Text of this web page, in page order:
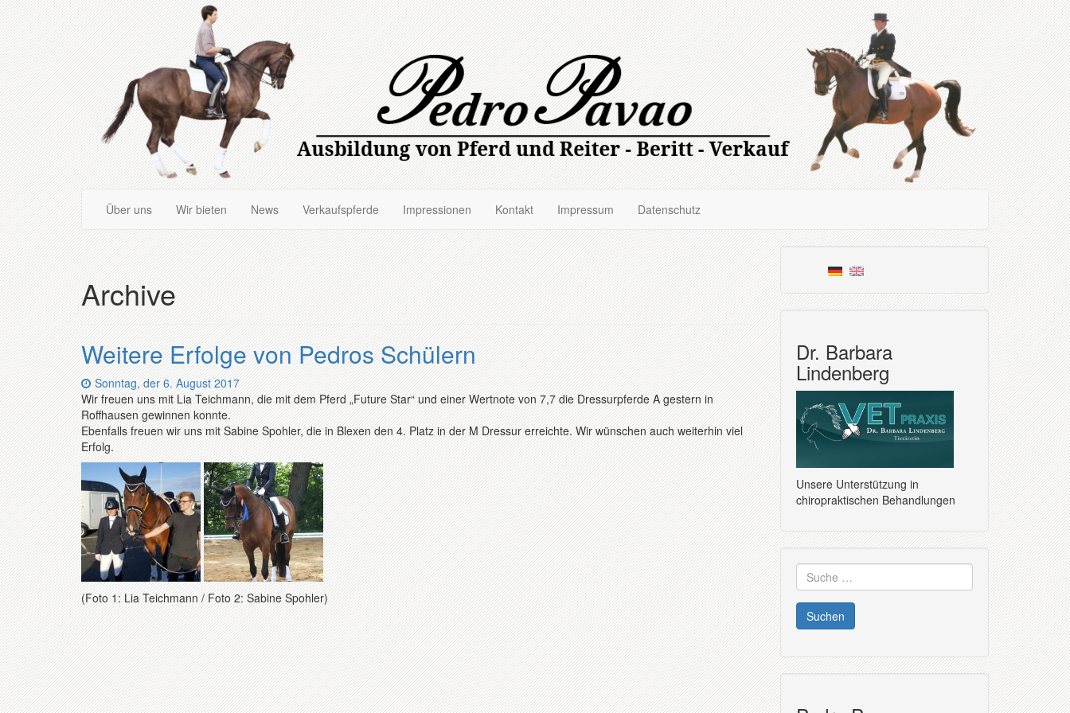
Zum
Hauptinhalt
springen
Über uns Wir bieten News Verkaufspferde Impressionen Kontakt Impressum Datenschutz
Archive
Weitere Erfolge von Pedros Schülern
Datum:
Sonntag, der 6. August 2017
Wir freuen uns mit Lia Teichmann, die mit dem Pferd „Future Star“ und einer Wertnote von 7,7 die Dressurpferde A gestern in
Roffhausen gewinnen konnte.
Ebenfalls freuen wir uns mit Sabine Spohler, die in Blexen den 4. Platz in der M Dressur erreichte. Wir wünschen auch weiterhin viel
Erfolg.
(Foto 1: Lia Teichmann / Foto 2: Sabine Spohler)
Dr. Barbara
Lindenberg
Unsere Unterstützung in
chiropraktischen Behandlungen
Suche
nach: